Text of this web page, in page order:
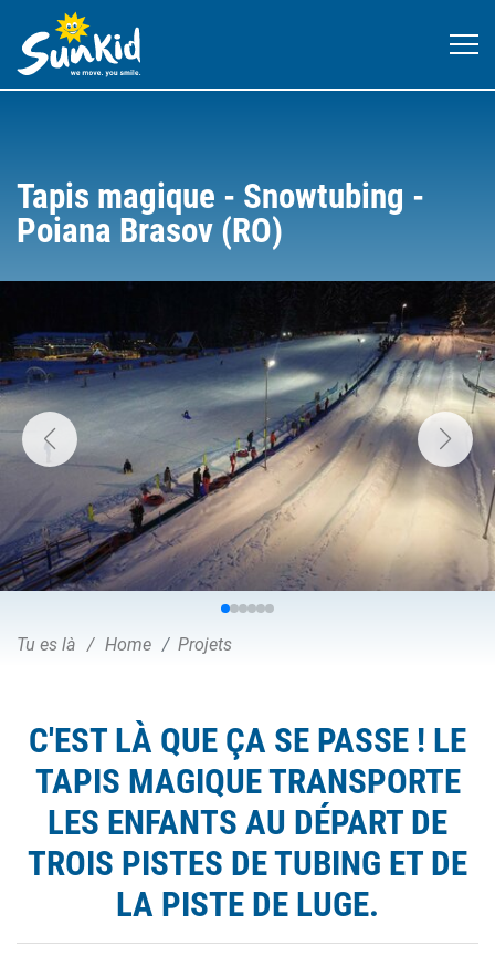
Tapis magique - Snowtubing -
Poiana Brasov (RO)
Tu es là Home Projets
C'EST LÀ QUE ÇA SE PASSE ! LE
TAPIS MAGIQUE TRANSPORTE
LES ENFANTS AU DÉPART DE
TROIS PISTES DE TUBING ET DE
LA PISTE DE LUGE.